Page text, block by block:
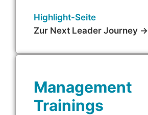
Highlight-Seite
Zur Next Leader Journey →
Management
Trainings